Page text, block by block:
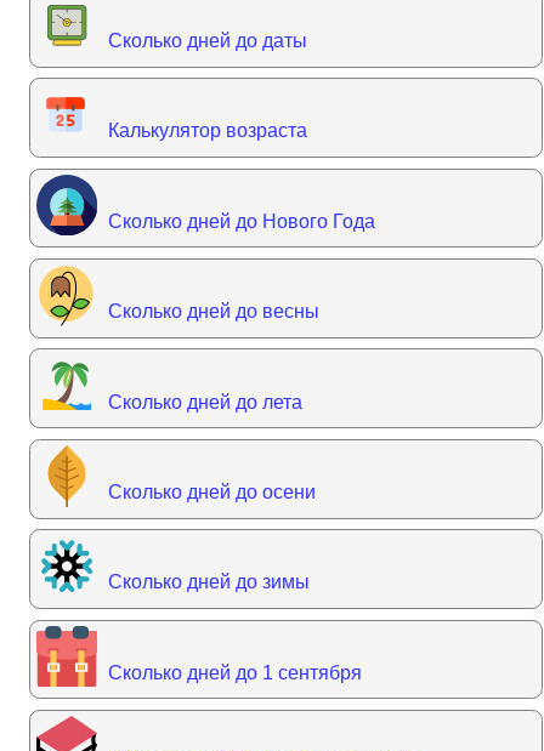
Сколько дней до даты
Калькулятор возраста
Сколько дней до Нового Года
Сколько дней до весны
Сколько дней до лета
Сколько дней до осени
Сколько дней до зимы
Сколько дней до 1 сентября